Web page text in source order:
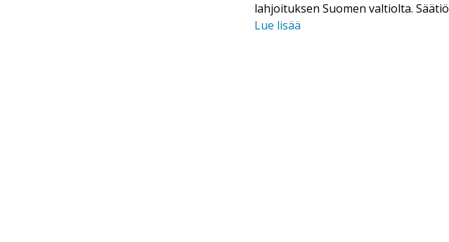
lahjoituksen Suomen valtiolta.
Lue lisää